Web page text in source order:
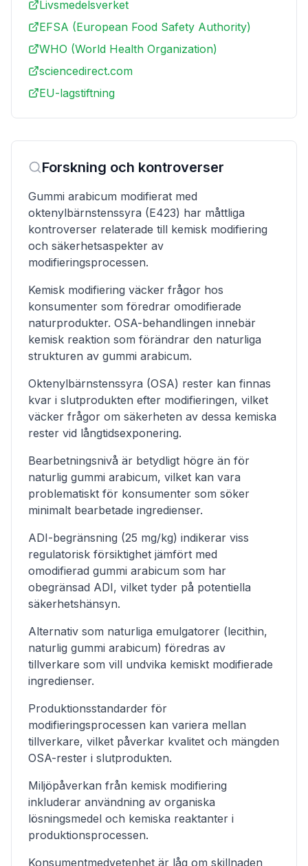
Livsmedelsverket
EFSA (European Food Safety Authority)
WHO (World Health Organization)
sciencedirect.com
EU-lagstiftning
Forskning och kontroverser
Gummi arabicum modifierat med
oktenylbärnstenssyra (E423) har måttliga
kontroverser relaterade till kemisk modifiering
och säkerhetsaspekter av
modifieringsprocessen.
Kemisk modifiering väcker frågor hos
konsumenter som föredrar omodifierade
naturprodukter. OSA-behandlingen innebär
kemisk reaktion som förändrar den naturliga
strukturen av gummi arabicum.
Oktenylbärnstenssyra (OSA) rester kan finnas
kvar i slutprodukten efter modifieringen, vilket
väcker frågor om säkerheten av dessa kemiska
rester vid långtidsexponering.
Bearbetningsnivå är betydligt högre än för
naturlig gummi arabicum, vilket kan vara
problematiskt för konsumenter som söker
minimalt bearbetade ingredienser.
ADI-begränsning (25 mg/kg) indikerar viss
regulatorisk försiktighet jämfört med
omodifierad gummi arabicum som har
obegränsad ADI, vilket tyder på potentiella
säkerhetshänsyn.
Alternativ som naturliga emulgatorer (lecithin,
naturlig gummi arabicum) föredras av
tillverkare som vill undvika kemiskt modifierade
ingredienser.
Produktionsstandarder för
modifieringsprocessen kan variera mellan
tillverkare, vilket påverkar kvalitet och mängden
OSA-rester i slutprodukten.
Miljöpåverkan från kemisk modifiering
inkluderar användning av organiska
lösningsmedel och kemiska reaktanter i
produktionsprocessen.
Konsumentmedvetenhet är låg om skillnaden